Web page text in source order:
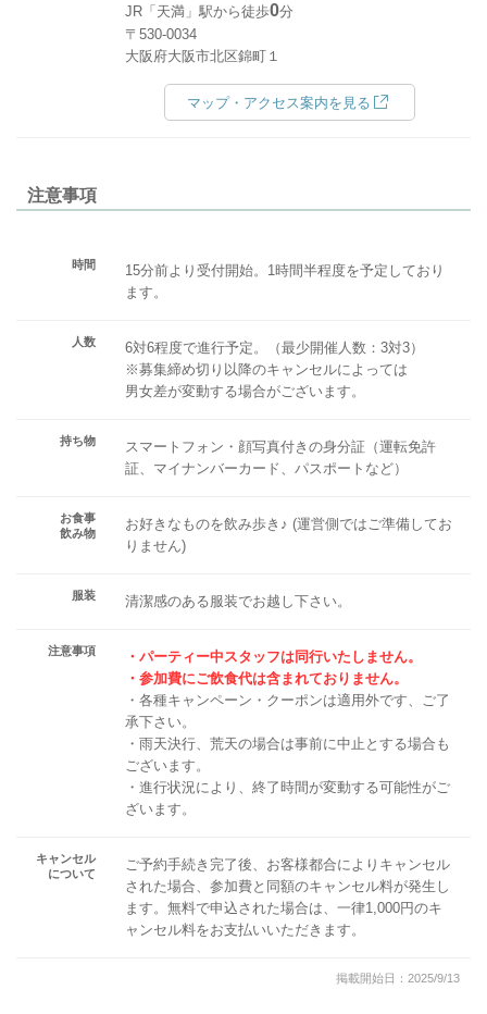
JR「天満」駅から徒歩0分
〒530-0034
大阪府大阪市北区錦町１
マップ・アクセス案内を見る
注意事項
時間
15分前より受付開始。1時間半程度を予定しており
ます。
人数
6対6程度で進行予定。（最少開催人数：3対3）
※募集締め切り以降のキャンセルによっては
男女差が変動する場合がございます。
持ち物
スマートフォン・顔写真付きの身分証（運転免許
証、マイナンバーカード、パスポートなど）
お食事
飲み物
お好きなものを飲み歩き♪ (運営側ではご準備してお
りません)
服装 清潔感のある服装でお越し下さい。
注意事項
・パーティー中スタッフは同行いたしません。
・参加費にご飲食代は含まれておりません。
・各種キャンペーン・クーポンは適用外です、ご了
承下さい。
・雨天決行、荒天の場合は事前に中止とする場合も
ございます。
・進行状況により、終了時間が変動する可能性がご
ざいます。
キャンセル
について
ご予約手続き完了後、お客様都合によりキャンセル
された場合、参加費と同額のキャンセル料が発生し
ます。無料で申込された場合は、一律1,000円のキ
ャンセル料をお支払いいただきます。
掲載開始日：2025/9/13